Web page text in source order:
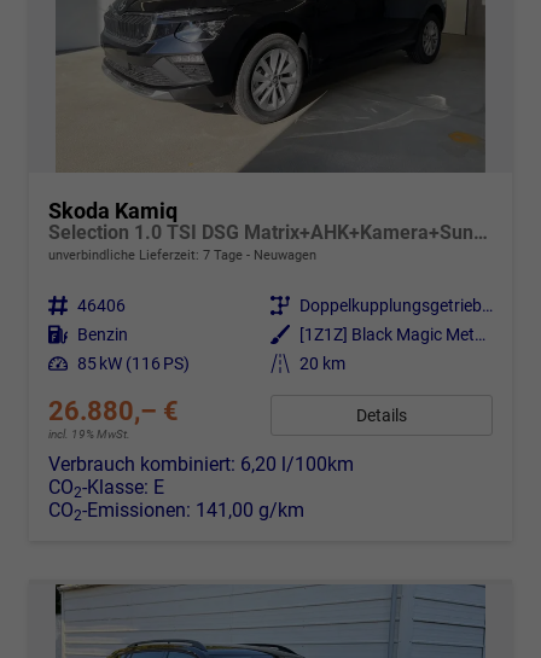
Skoda Kamiq
Selection 1.0 TSI DSG Matrix+AHK+Kamera+Sunset+PDCvohi+Kessy+Sitzheizung+GV4
unverbindliche Lieferzeit: 7 Tage Neuwagen
Fahrzeugnr. 46406 Getriebe
Doppelkupplungsgetriebe (DSG)
Kraftstoff Benzin Außenfarbe
[1Z1Z] Black Magic Metallic
Leistung 85 kW (116 PS) Kilometerstand 20 km
26.880,– €
incl. 19% MwSt.
Details
Verbrauch kombiniert: 6,20 l/100km
CO2-Klasse: E
CO2-Emissionen: 141,00 g/km